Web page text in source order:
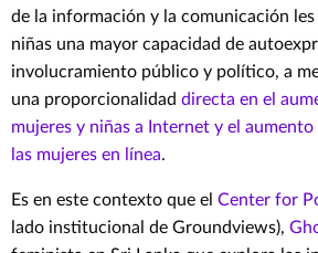
de la información y la comunicación
niñas una mayor capacidad de
involucramiento público y político, a
una proporcionalidad directa en el
mujeres y niñas a Internet y el
las mujeres en línea.
Es en este contexto que el Center for
lado institucional de Groundviews),